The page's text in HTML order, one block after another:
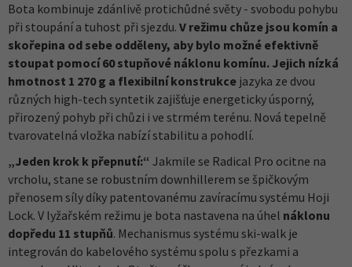
Bota kombinuje zdánlivě protichůdné světy - svobodu pohybu
při stoupání a tuhost při sjezdu. V režimu chůze jsou komín a
skořepina od sebe odděleny, aby bylo možné efektivně
stoupat pomocí 60 stupňové náklonu komínu. Jejich nízká
hmotnost 1 270 g a flexibilní konstrukce jazyka ze dvou
různých high-tech syntetik zajišťuje energeticky úsporný,
přirozený pohyb při chůzi i ve strmém terénu. Nová tepelně
tvarovatelná vložka nabízí stabilitu a pohodlí.
„Jeden krok k přepnutí:“ Jakmile se Radical Pro ocitne na
vrcholu, stane se robustním downhillerem se špičkovým
přenosem síly díky patentovanému zavíracímu systému Hoji
Lock. V lyžařském režimu je bota nastavena na úhel náklonu
dopředu 11 stupňů. Mechanismus systému ski-walk je
integrován do kabelového systému spolu s přezkami a